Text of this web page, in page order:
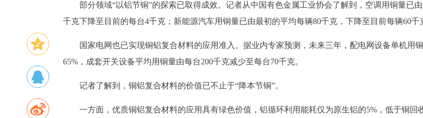
部分领域“以铝节铜”的探索已取得成效。记者从中国有色金属工业协会了解到，空调用铜量已由
千克下降至目前的每台4千克；新能源汽车用铜量已由最初的平均每辆80千克，下降至目前每辆60千
国家电网也已实现铜铝复合材料的应用准入。据业内专家预测，未来三年，配电网设备单机用
65%，成套开关设备平均用铜量由每台200千克减少至每台70千克。
记者了解到，铜铝复合材料的价值已不止于“降本节铜”。
一方面，优质铜铝复合材料的应用具有绿色价值，铝循环利用能耗仅为原生铝的5%，低于铜回